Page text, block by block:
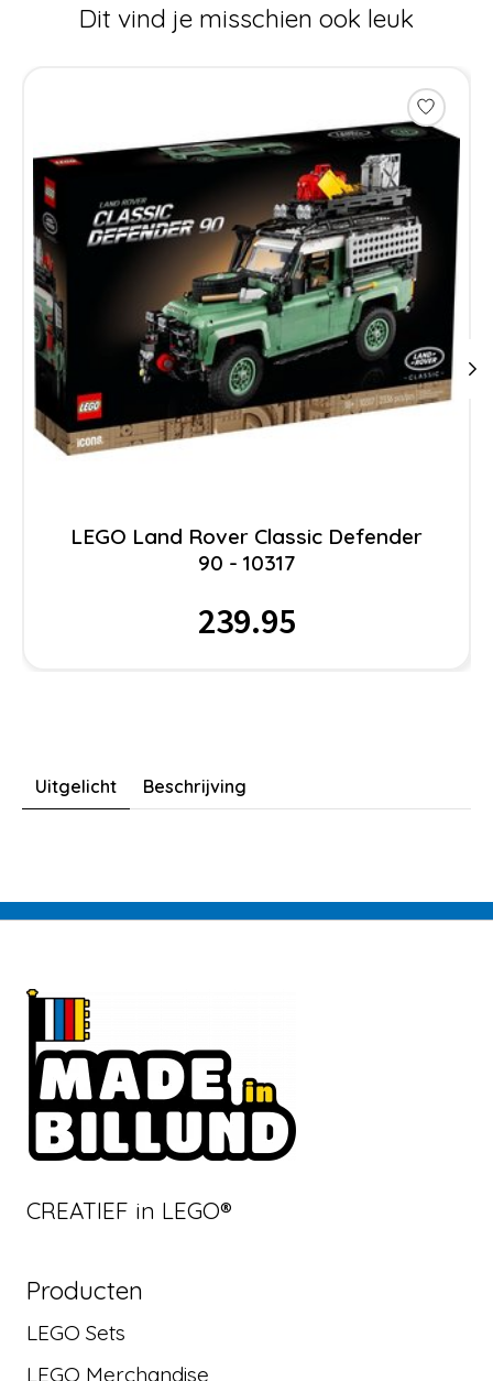
Dit vind je misschien ook leuk
LEGO Land Rover Classic Defender
90 - 10317
239.95
Uitgelicht Beschrijving
CREATIEF in LEGO®
Producten
LEGO Sets
LEGO Merchandise